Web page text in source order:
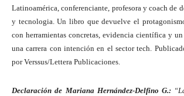
Latinoamérica, conferenciante, profesora y coach de
y tecnologia. Un libro que devuelve el
con herramientas concretas, evidencia científica y
una carrera con intención en el sector tech.
por Verssus/Lettera Publicaciones.
Declaración de Mariana Hernández-Delfino G.: